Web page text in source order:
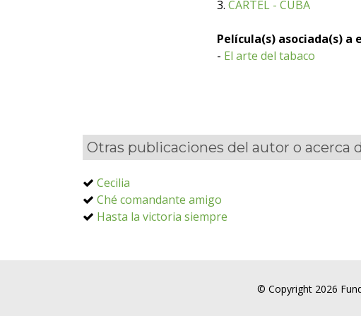
3. CARTEL - CUBA
Película(s) asociada(s) a
- El arte del tabaco
Otras publicaciones del autor o acerca
Cecilia
Ché comandante amigo
Hasta la victoria siempre
© Copyright 2026